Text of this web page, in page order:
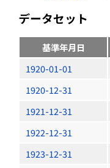
データセット
基準年月日
1920-01-01
1920-12-31
1921-12-31
1922-12-31
1923-12-31